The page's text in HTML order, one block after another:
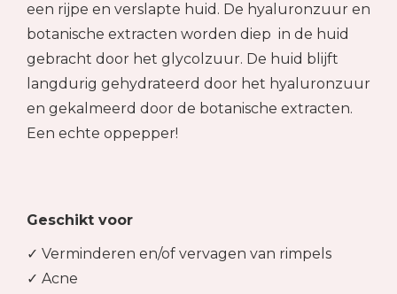
een rijpe en verslapte huid. De hyaluronzuur en
botanische extracten worden diep in de huid
gebracht door het glycolzuur. De huid blijft
langdurig gehydrateerd door het hyaluronzuur
en gekalmeerd door de botanische extracten.
Een echte oppepper!
Geschikt voor
✓ Verminderen en/of vervagen van rimpels
✓ Acne